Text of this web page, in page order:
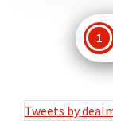
1
Tweets by